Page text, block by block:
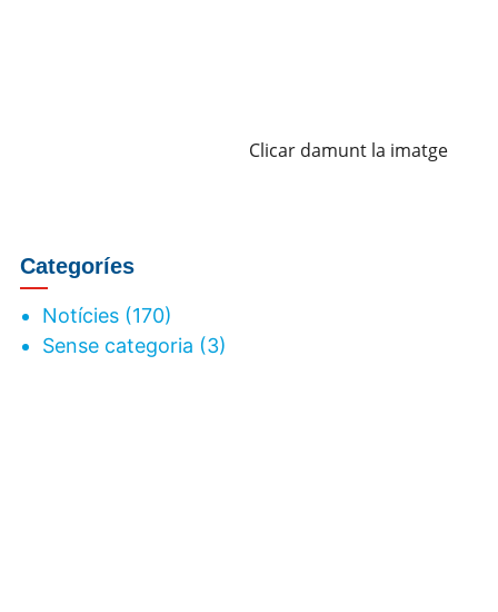
Clicar damunt la imatge
Categoríes
Notícies(170)
Sense categoria (3)